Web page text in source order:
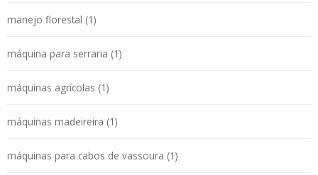
manejo florestal (1)
máquina para serraria (1)
máquinas agrícolas (1)
máquinas madeireira (1)
máquinas para cabos de vassoura (1)